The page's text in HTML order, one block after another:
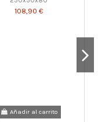
108,90 €
Añadir al carrito